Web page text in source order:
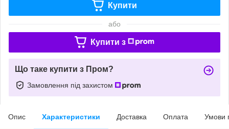
Купити
або
Купити з
Що таке купити з Пром?
Замовлення під захистом
Опис Характеристики Доставка Оплата Умови